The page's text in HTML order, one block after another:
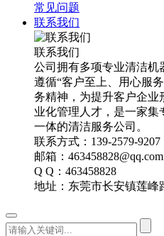
常见问题
联系我们
联系我们
公司拥有多项专业清洁机
遵循“客户至上、用心服
务精神，为提升客户企业
业化管理人才，是一家集
一体的清洁服务公司。
联系方式：139-2579-9207
邮箱：463458828@qq.com
Q Q：463458828
地址：东莞市长安镇莲峰